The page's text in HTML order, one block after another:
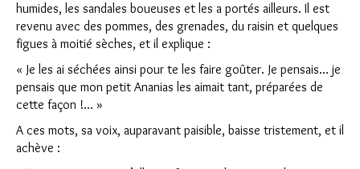
humides, les sandales boueuses et les a portés ailleurs. Il est
revenu avec des pommes, des grenades, du raisin et quelques
figues à moitié sèches, et il explique :
« Je les ai séchées ainsi pour te les faire goûter. Je pensais… je
pensais que mon petit Ananias les aimait tant, préparées de
cette façon !… »
A ces mots, sa voix, auparavant paisible, baisse tristement, et il
achève :